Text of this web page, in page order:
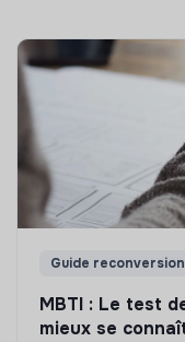
Guide reconversion
MBTI : Le test
mieux se